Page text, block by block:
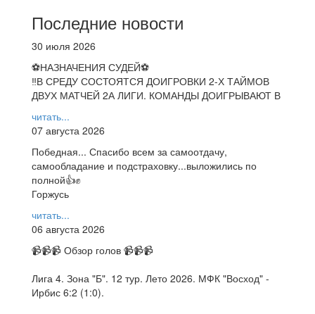
Последние новости
30 июля 2026
⚽НАЗНАЧЕНИЯ СУДЕЙ⚽
‼В СРЕДУ СОСТОЯТСЯ ДОИГРОВКИ 2-Х ТАЙМОВ
ДВУХ МАТЧЕЙ 2А ЛИГИ. КОМАНДЫ ДОИГРЫВАЮТ В
читать...
07 августа 2026
Победная... Спасибо всем за самоотдачу,
самообладание и подстраховку...выложились по
полной👍✊
Горжусь
читать...
06 августа 2026
📹📹📹 Обзор голов 📹📹📹
Лига 4. Зона "Б". 12 тур. Лето 2026. МФК "Восход" -
Ирбис 6:2 (1:0).